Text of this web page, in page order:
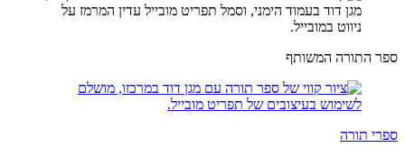
ספר התורה המשותף
ספרי תורה